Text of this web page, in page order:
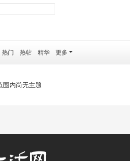
热门 热帖 精华 更多
围内尚无主题